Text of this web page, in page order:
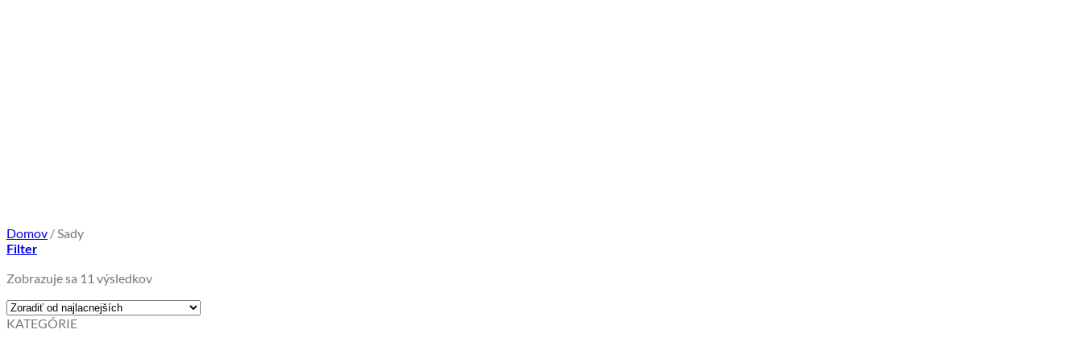
Domov / Sady
Filter
Zobrazuje sa 11 výsledkovZoradené
KATEGÓRIE